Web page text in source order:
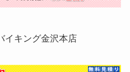
イキング金沢本店